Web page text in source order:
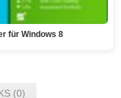
für Windows 8
(0)